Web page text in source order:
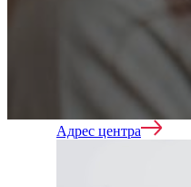
Лечение алкоголизма
Адрес центра